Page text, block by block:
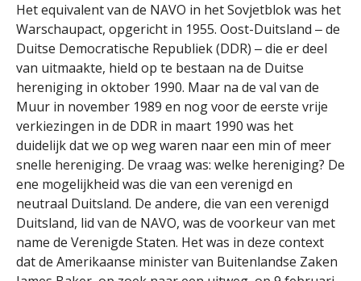
Het equivalent van de NAVO in het Sovjetblok was het
Warschaupact, opgericht in 1955. Oost-Duitsland ‒ de
Duitse Democratische Republiek (DDR) ‒ die er deel
van uitmaakte, hield op te bestaan na de Duitse
hereniging in oktober 1990. Maar na de val van de
Muur in november 1989 en nog voor de eerste vrije
verkiezingen in de DDR in maart 1990 was het
duidelijk dat we op weg waren naar een min of meer
snelle hereniging. De vraag was: welke hereniging? De
ene mogelijkheid was die van een verenigd en
neutraal Duitsland. De andere, die van een verenigd
Duitsland, lid van de NAVO, was de voorkeur van met
name de Verenigde Staten. Het was in deze context
dat de Amerikaanse minister van Buitenlandse Zaken